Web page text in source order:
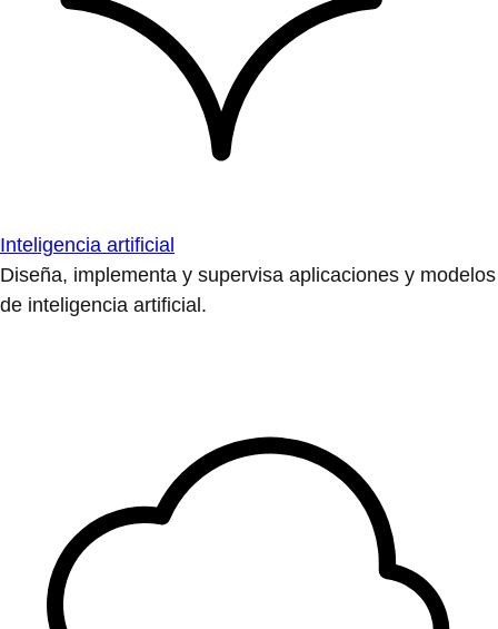
Inteligencia artificial
Diseña, implementa y supervisa aplicaciones y modelos
de inteligencia artificial.